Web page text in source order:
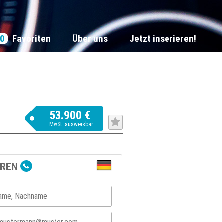
0 Favoriten Über uns Jetzt inserieren!
53.900 €
MwSt. ausweisbar